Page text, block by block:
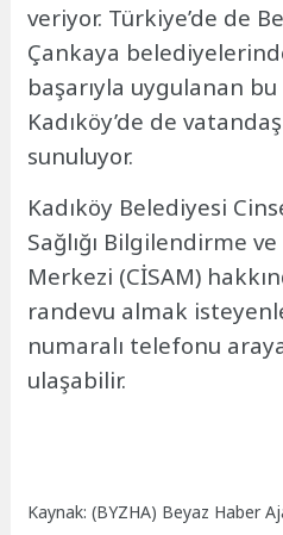
veriyor. Türkiye’de de
Çankaya
başarıyla uygulanan
Kadıköy’de de
sunuluyor.
Kadıköy Belediyesi
Sağlığı Bilgilendirme ve
Merkezi (CİSAM)
randevu almak
numaralı telefonu
ulaşabilir.
Kaynak: (BYZHA) Beyaz Haber